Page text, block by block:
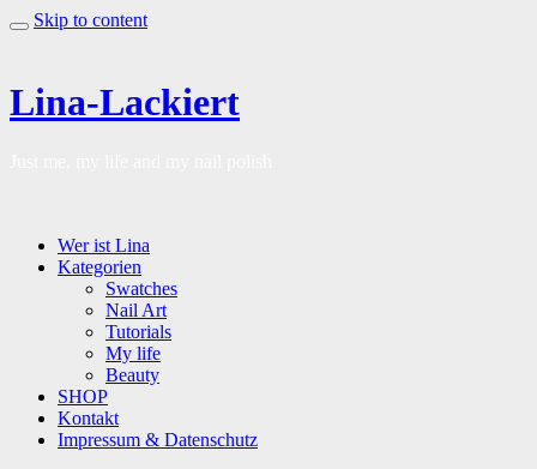
Skip to content
Lina-Lackiert
Wer ist Lina
Kategorien
Swatches
Nail Art
Tutorials
My life
Beauty
SHOP
Kontakt
Impressum & Datenschutz